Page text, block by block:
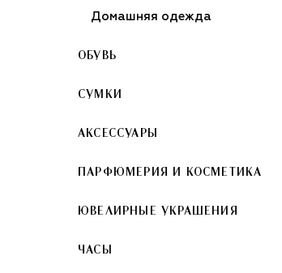
Домашняя одежда
ОБУВЬ
СУМКИ
АКСЕССУАРЫ
ПАРФЮМЕРИЯ И КОСМЕТИКА
ЮВЕЛИРНЫЕ УКРАШЕНИЯ
ЧАСЫ